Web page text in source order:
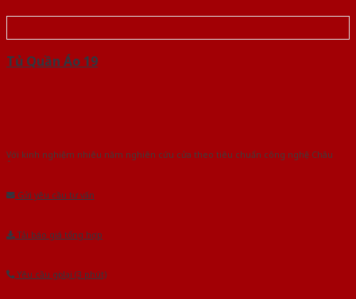
Tủ Quần Áo 19
Với kinh nghiệm nhiêu năm nghiên cứu cửa theo tiêu chuẩn công nghệ Châu
Âu.Chúng tôi tự tin là nhà sản xuất & cung cấp hàng đầu tại Việt Nam!
Gửi yêu cầu tư vấn
Tải báo giá tổng hợp
Yêu cầu gọi lại (3 phút)